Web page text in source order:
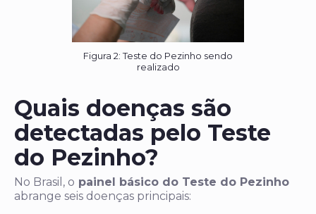
Figura 2: Teste do Pezinho sendo
realizado
Quais doenças são
detectadas pelo Teste
do Pezinho?
No Brasil, o painel básico do Teste do Pezinho
abrange seis doenças principais: